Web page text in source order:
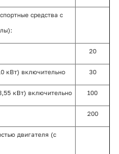
средства с
20
кВт) включительно 30
кВт) включительно 100
200
двигателя (с